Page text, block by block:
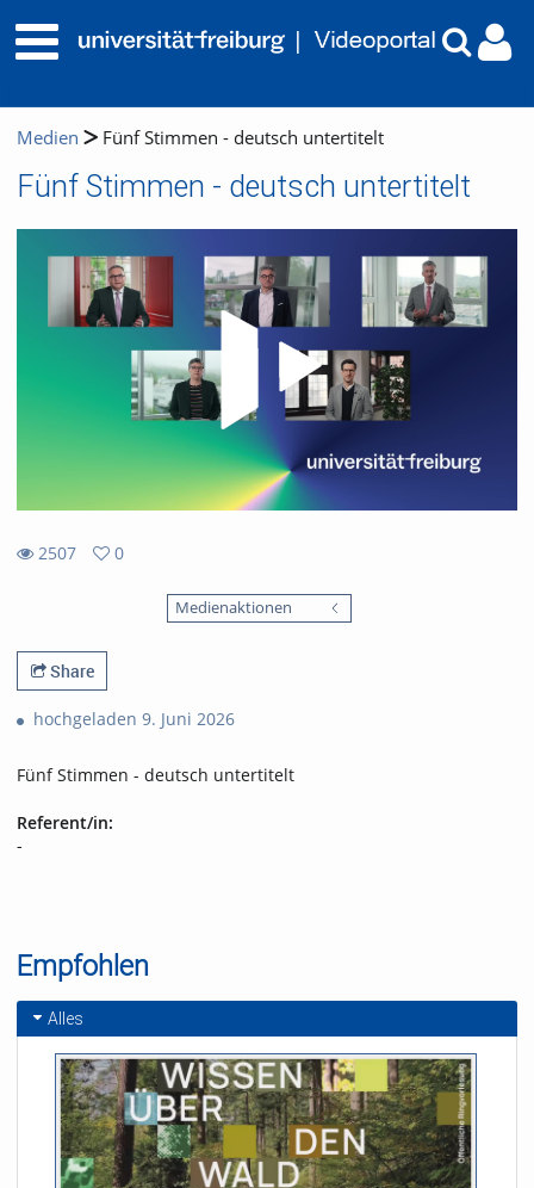
Medien Fünf Stimmen - deutsch untertitelt
Fünf Stimmen - deutsch untertitelt
2507
0
Medienaktionen
Share
hochgeladen 9. Juni 2026
Fünf Stimmen - deutsch untertitelt
Referent/in:
-
Empfohlen
Alles